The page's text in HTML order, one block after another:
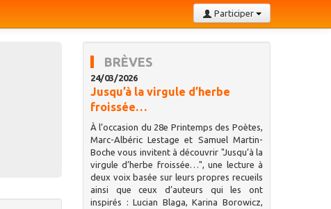
Participer
BRÈVES
24/03/2026
Jusqu’à la virgule d’herbe
froissée…
À l’occasion du 28e Printemps des Poètes,
Marc-Albéric Lestage et Samuel Martin-
Boche vous invitent à découvrir "Jusqu’à la
virgule d’herbe froissée…", une lecture à
deux voix basée sur leurs propres recueils
ainsi que ceux d’auteurs qui les ont
inspirés : Lucian Blaga, Karina Borowicz,